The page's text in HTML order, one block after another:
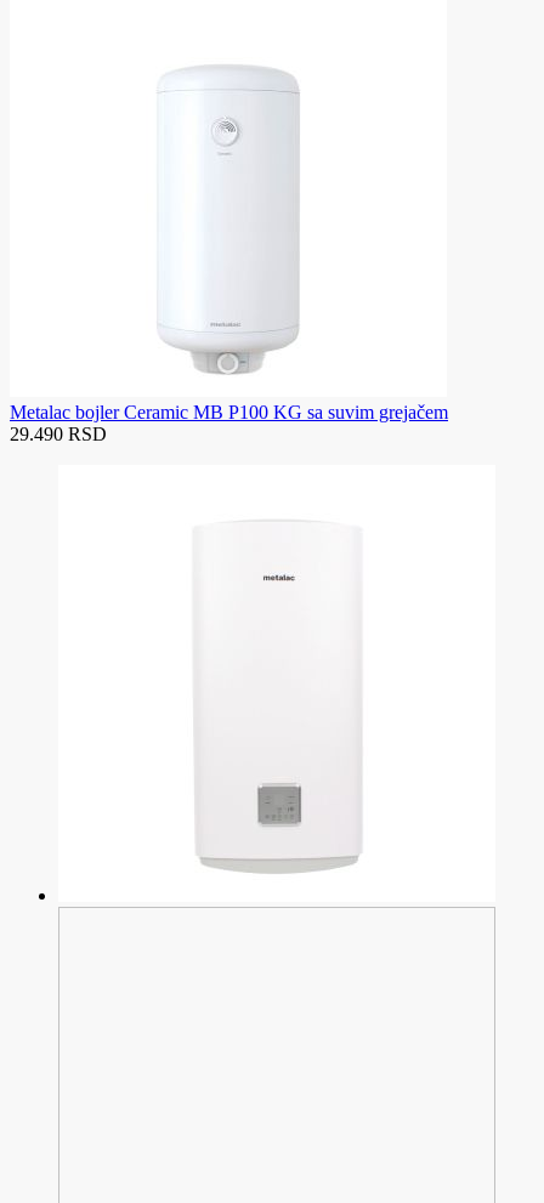
Metalac bojler Ceramic MB P100 KG sa suvim grejačem
29.490 RSD